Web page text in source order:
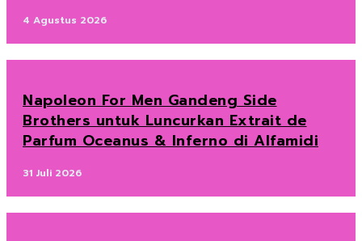
4 Agustus 2026
Napoleon For Men Gandeng Side
Brothers untuk Luncurkan Extrait de
Parfum Oceanus & Inferno di Alfamidi
31 Juli 2026